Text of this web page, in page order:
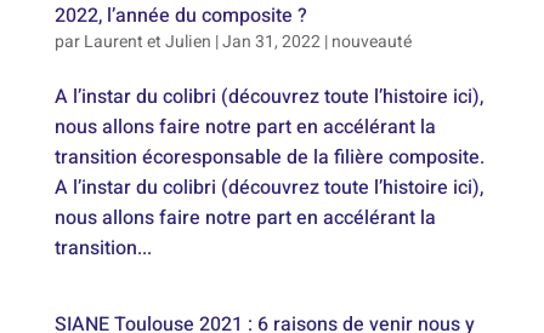
2022, l’année du composite ?
parLaurent et Julien |Jan 31, 2022|nouveauté
A l’instar du colibri (découvrez toute l’histoire ici),
nous allons faire notre part en accélérant la
transition écoresponsable de la filière composite.
A l’instar du colibri (découvrez toute l’histoire ici),
nous allons faire notre part en accélérant la
transition...
SIANE Toulouse 2021 : 6 raisons de venir nous y